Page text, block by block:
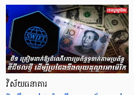
វិស័យធនាគារ